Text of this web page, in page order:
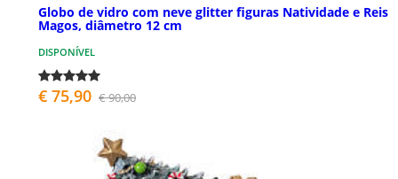
Globo de vidro com neve glitter figuras Natividade e Reis
Magos, diâmetro 12 cm
DISPONÍVEL
€ 75,90 € 90,00